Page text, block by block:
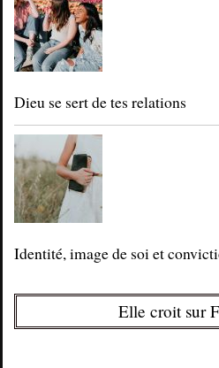
Dieu se sert de tes relations
Identité, image de soi et
Elle croit sur